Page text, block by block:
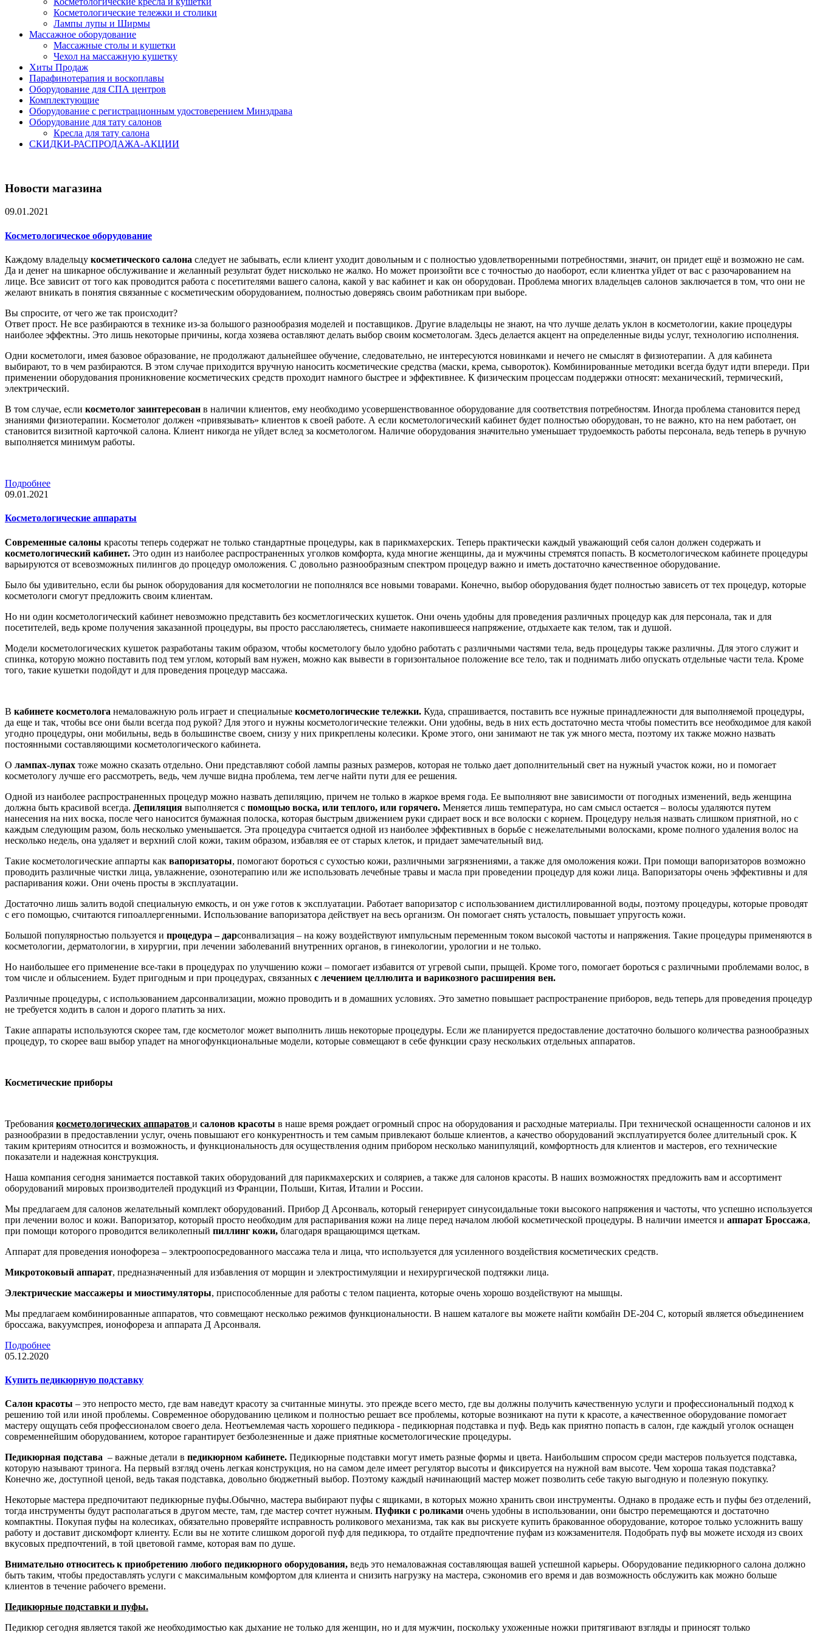
Косметологические тележки и столики
Лампы лупы и Ширмы
Массажное оборудование
Массажные столы и кушетки
Чехол на массажную кушетку
Хиты Продаж
Парафинотерапия и воскоплавы
Оборудование для СПА центров
Комплектующие
Оборудование с регистрационным удостоверением Минздрава
Оборудование для тату салонов
Кресла для тату салона
СКИДКИ-РАСПРОДАЖА-АКЦИИ
Новости магазина
09.01.2021
Косметологическое оборудование
Каждому владельцу косметического салона следует не забывать, если клиент уходит довольным и с полностью удовлетворенными потребностями, значит, он придет ещё и возможно не сам.
Да и денег на шикарное обслуживание и желанный результат будет нисколько не жалко. Но может произойти все с точностью до наоборот, если клиентка уйдет от вас с разочарованием на
лице. Все зависит от того как проводится работа с посетителями вашего салона, какой у вас кабинет и как он оборудован. Проблема многих владельцев салонов заключается в том, что они не
желают вникать в понятия связанные с косметическим оборудованием, полностью доверяясь своим работникам при выборе.
Вы спросите, от чего же так происходит?
Ответ прост. Не все разбираются в технике из-за большого разнообразия моделей и поставщиков. Другие владельцы не знают, на что лучше делать уклон в косметологии, какие процедуры
наиболее эффектны. Это лишь некоторые причины, когда хозяева оставляют делать выбор своим косметологам. Здесь делается акцент на определенные виды услуг, технологию исполнения.
Одни косметологи, имея базовое образование, не продолжают дальнейшее обучение, следовательно, не интересуются новинками и нечего не смыслят в физиотерапии. А для кабинета
выбирают, то в чем разбираются. В этом случае приходится вручную наносить косметические средства (маски, крема, сывороток). Комбинированные методики всегда будут идти впереди. При
применении оборудования проникновение косметических средств проходит намного быстрее и эффективнее. К физическим процессам поддержки относят: механический, термический,
электрический.
В том случае, если косметолог заинтересован в наличии клиентов, ему необходимо усовершенствованное оборудование для соответствия потребностям. Иногда проблема становится перед
знаниями физиотерапии. Косметолог должен «привязывать» клиентов к своей работе. А если косметологический кабинет будет полностью оборудован, то не важно, кто на нем работает, он
становится визитной карточкой салона. Клиент никогда не уйдет вслед за косметологом. Наличие оборудования значительно уменьшает трудоемкость работы персонала, ведь теперь в ручную
выполняется минимум работы.
Подробнее
09.01.2021
Косметологические аппараты
Современные салоны красоты теперь содержат не только стандартные процедуры, как в парикмахерских. Теперь практически каждый уважающий себя салон должен содержать и
косметологический кабинет. Это один из наиболее распространенных уголков комфорта, куда многие женщины, да и мужчины стремятся попасть. В косметологическом кабинете процедуры
варьируются от всевозможных пилингов до процедур омоложения. С довольно разнообразным спектром процедур важно и иметь достаточно качественное оборудование.
Было бы удивительно, если бы рынок оборудования для косметологии не пополнялся все новыми товарами. Конечно, выбор оборудования будет полностью зависеть от тех процедур, которые
косметологи смогут предложить своим клиентам.
Но ни один косметологический кабинет невозможно представить без косметлогических кушеток. Они очень удобны для проведения различных процедур как для персонала, так и для
посетителей, ведь кроме получения заказанной процедуры, вы просто расслаюляетесь, снимаете накопившееся напряжение, отдыхаете как телом, так и душой.
Модели косметологических кушеток разработаны таким образом, чтобы косметологу было удобно работать с различными частями тела, ведь процедуры также различны. Для этого служит и
спинка, которую можно поставить под тем углом, который вам нужен, можно как вывести в горизонтальное положение все тело, так и поднимать либо опускать отдельные части тела. Кроме
того, такие кушетки подойдут и для проведения процедур массажа.
В кабинете косметолога немаловажную роль играет и специальные косметологические тележки. Куда, спрашивается, поставить все нужные принадлежности для выполняемой процедуры,
да еще и так, чтобы все они были всегда под рукой? Для этого и нужны косметологические тележки. Они удобны, ведь в них есть достаточно места чтобы поместить все необходимое для какой
угодно процедуры, они мобильны, ведь в большинстве своем, снизу у них прикреплены колесики. Кроме этого, они занимают не так уж много места, поэтому их также можно назвать
постоянными составляющими косметологического кабинета.
О лампах-лупах тоже можно сказать отдельно. Они представляют собой лампы разных размеров, которая не только дает дополнительный свет на нужный участок кожи, но и помогает
косметологу лучше его рассмотреть, ведь, чем лучше видна проблема, тем легче найти пути для ее решения.
Одной из наиболее распространенных процедур можно назвать депиляцию, причем не только в жаркое время года. Ее выполняют вне зависимости от погодных изменений, ведь женщина
должна быть красивой всегда. Депиляция выполняется с помощью воска, или теплого, или горячего. Меняется лишь температура, но сам смысл остается – волосы удаляются путем
нанесения на них воска, после чего наносится бумажная полоска, которая быстрым движением руки сдирает воск и все волоски с корнем. Процедуру нельзя назвать слишком приятной, но с
каждым следующим разом, боль несколько уменьшается. Эта процедура считается одной из наиболее эффективных в борьбе с нежелательными волосками, кроме полного удаления волос на
несколько недель, она удаляет и верхний слой кожи, таким образом, избавляя ее от старых клеток, и придает замечательный вид.
Такие косметологические аппарты как вапоризаторы, помогают бороться с сухостью кожи, различными загрязнениями, а также для омоложения кожи. При помощи вапоризаторов возможно
проводить различные чистки лица, увлажнение, озонотерапию или же использовать лечебные травы и масла при проведении процедур для кожи лица. Вапоризаторы очень эффективны и для
распаривания кожи. Они очень просты в эксплуатации.
Достаточно лишь залить водой специальную емкость, и он уже готов к эксплуатации. Работает вапоризатор с использованием дистиллированной воды, поэтому процедуры, которые проводят
с его помощью, считаются гипоаллергенными. Использование вапоризатора действует на весь организм. Он помогает снять усталость, повышает упругость кожи.
Большой популярностью пользуется и процедура – дарсонвализация – на кожу воздействуют импульсным переменным током высокой частоты и напряжения. Такие процедуры применяются в
косметологии, дерматологии, в хирургии, при лечении заболеваний внутренних органов, в гинекологии, урологии и не только.
Но наибольшее его применение все-таки в процедурах по улучшению кожи – помогает избавится от угревой сыпи, прыщей. Кроме того, помогает бороться с различными проблемами волос, в
том числе и облысением. Будет пригодным и при процедурах, связанных с лечением целлюлита и варикозного расширения вен.
Различные процедуры, с использованием дарсонвализации, можно проводить и в домашних условиях. Это заметно повышает распространение приборов, ведь теперь для проведения процедур
не требуется ходить в салон и дорого платить за них.
Такие аппараты используются скорее там, где косметолог может выполнить лишь некоторые процедуры. Если же планируется предоставление достаточно большого количества разнообразных
процедур, то скорее ваш выбор упадет на многофункциональные модели, которые совмещают в себе функции сразу нескольких отдельных аппаратов.
Косметические приборы
Требования косметологических аппаратов и салонов красоты в наше время рождает огромный спрос на оборудования и расходные материалы. При технической оснащенности салонов и их
разнообразии в предоставлении услуг, очень повышают его конкурентность и тем самым привлекают больше клиентов, а качество оборудований эксплуатируется более длительный срок. К
таким критериям относится и возможность, и функциональность для осуществления одним прибором несколько манипуляций, комфортность для клиентов и мастеров, его технические
показатели и надежная конструкция.
Наша компания сегодня занимается поставкой таких оборудований для парикмахерских и соляриев, а также для салонов красоты. В наших возможностях предложить вам и ассортимент
оборудований мировых производителей продукций из Франции, Польши, Китая, Италии и России.
Мы предлагаем для салонов желательный комплект оборудований. Прибор Д Арсонваль, который генерирует синусоидальные токи высокого напряжения и частоты, что успешно используется
при лечении волос и кожи. Вапоризатор, который просто необходим для распаривания кожи на лице перед началом любой косметической процедуры. В наличии имеется и аппарат Броссажа,
при помощи которого проводится великолепный пиллинг кожи, благодаря вращающимся щеткам.
Аппарат для проведения ионофореза – электроопосредованного массажа тела и лица, что используется для усиленного воздействия косметических средств.
Микротоковый аппарат, предназначенный для избавления от морщин и электростимуляции и нехирургической подтяжки лица.
Электрические массажеры и миостимуляторы, приспособленные для работы с телом пациента, которые очень хорошо воздействуют на мышцы.
Мы предлагаем комбинированные аппаратов, что совмещают несколько режимов функциональности. В нашем каталоге вы можете найти комбайн DE-204 C, который является объединением
броссажа, вакуумспрея, ионофореза и аппарата Д Арсонваля.
Подробнее
05.12.2020
Купить педикюрную подставку
Салон красоты – это непросто место, где вам наведут красоту за считанные минуты. это прежде всего место, где вы должны получить качественную услуги и профессиональный подход к
решению той или иной проблемы. Современное оборудованию целиком и полностью решает все проблемы, которые возникают на пути к красоте, а качественное оборудование помогает
мастеру ощущать себя профессионалом своего дела. Неотъемлемая часть хорошего педикюра - педикюрная подставка и пуф. Ведь как приятно попасть в салон, где каждый уголок оснащен
современнейшим оборудованием, которое гарантирует безболезненные и даже приятные косметологические процедуры.
Педикюрная подстава – важные детали в педикюрном кабинете. Педикюрные подставки могут иметь разные формы и цвета. Наибольшим спросом среди мастеров пользуется подставка,
которую называют тринога. На первый взгляд очень легкая конструкция, но на самом деле имеет регулятор высоты и фиксируется на нужной вам высоте. Чем хороша такая подставка?
Конечно же, доступной ценой, ведь такая подставка, довольно бюджетный выбор. Поэтому каждый начинающий мастер может позволить себе такую выгодную и полезную покупку.
Некоторые мастера предпочитают педикюрные пуфы.Обычно, мастера выбирают пуфы с ящиками, в которых можно хранить свои инструменты. Однако в продаже есть и пуфы без отделений,
тогда инструменты будут располагаться в другом месте, там, где мастер сочтет нужным. Пуфики с роликами очень удобны в использовании, они быстро перемещаются и достаточно
компактны. Покупая пуфы на колесиках, обязательно проверяйте исправность роликового механизма, так как вы рискуете купить бракованное оборудование, которое только усложнить вашу
работу и доставит дискомфорт клиенту. Если вы не хотите слишком дорогой пуф для педикюра, то отдайте предпочтение пуфам из кожзаменителя. Подобрать пуф вы можете исходя из своих
вкусовых предпочтений, в той цветовой гамме, которая вам по душе.
Внимательно относитесь к приобретению любого педикюрного оборудования, ведь это немаловажная составляющая вашей успешной карьеры. Оборудование педикюрного салона должно
быть таким, чтобы предоставлять услуги с максимальным комфортом для клиента и снизить нагрузку на мастера, сэкономив его время и дав возможность обслужить как можно больше
клиентов в течение рабочего времени.
Педикюрные подставки и пуфы.
Педикюр сегодня является такой же необходимостью как дыхание не только для женщин, но и для мужчин, поскольку ухоженные ножки притягивают взгляды и приносят только